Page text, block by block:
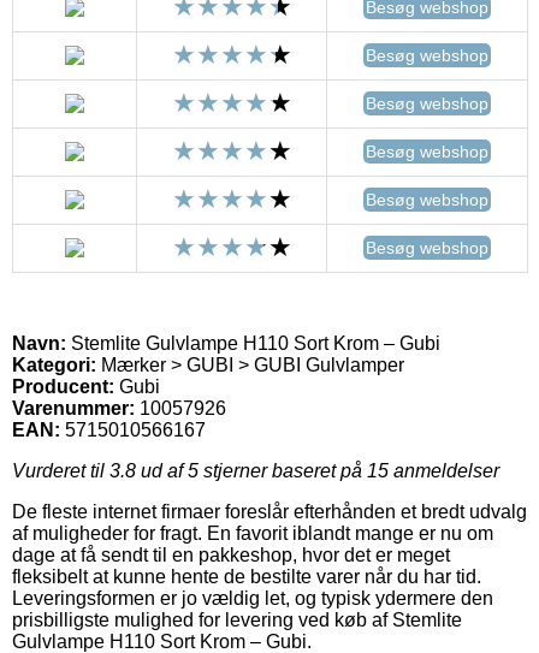
Besøg webshop
Besøg webshop
Besøg webshop
Besøg webshop
Besøg webshop
Besøg webshop
Navn: Stemlite Gulvlampe H110 Sort Krom – Gubi
Kategori: Mærker > GUBI > GUBI Gulvlamper
Producent: Gubi
Varenummer: 10057926
EAN: 5715010566167
Vurderet til 3.8 ud af 5 stjerner baseret på 15 anmeldelser
De fleste internet firmaer foreslår efterhånden et bredt udvalg
af muligheder for fragt. En favorit iblandt mange er nu om
dage at få sendt til en pakkeshop, hvor det er meget
fleksibelt at kunne hente de bestilte varer når du har tid.
Leveringsformen er jo vældig let, og typisk ydermere den
prisbilligste mulighed for levering ved køb af Stemlite
Gulvlampe H110 Sort Krom – Gubi.